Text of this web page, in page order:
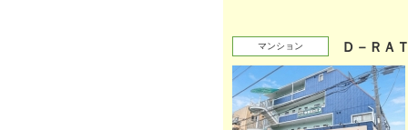
マンション Ｄ－ＲＡ